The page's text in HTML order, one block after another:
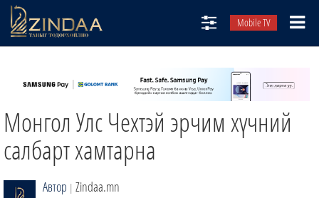
Mobile TV
ТВ8
ӨГЛӨӨНИЙ СОНИН
АУДИО ЗОХИОЛ
ЗИНДАА СЭТГҮҮЛ
Монгол Улс Чехтэй эрчим хүчний
салбарт хамтарна
Автор | Zindaa.mn